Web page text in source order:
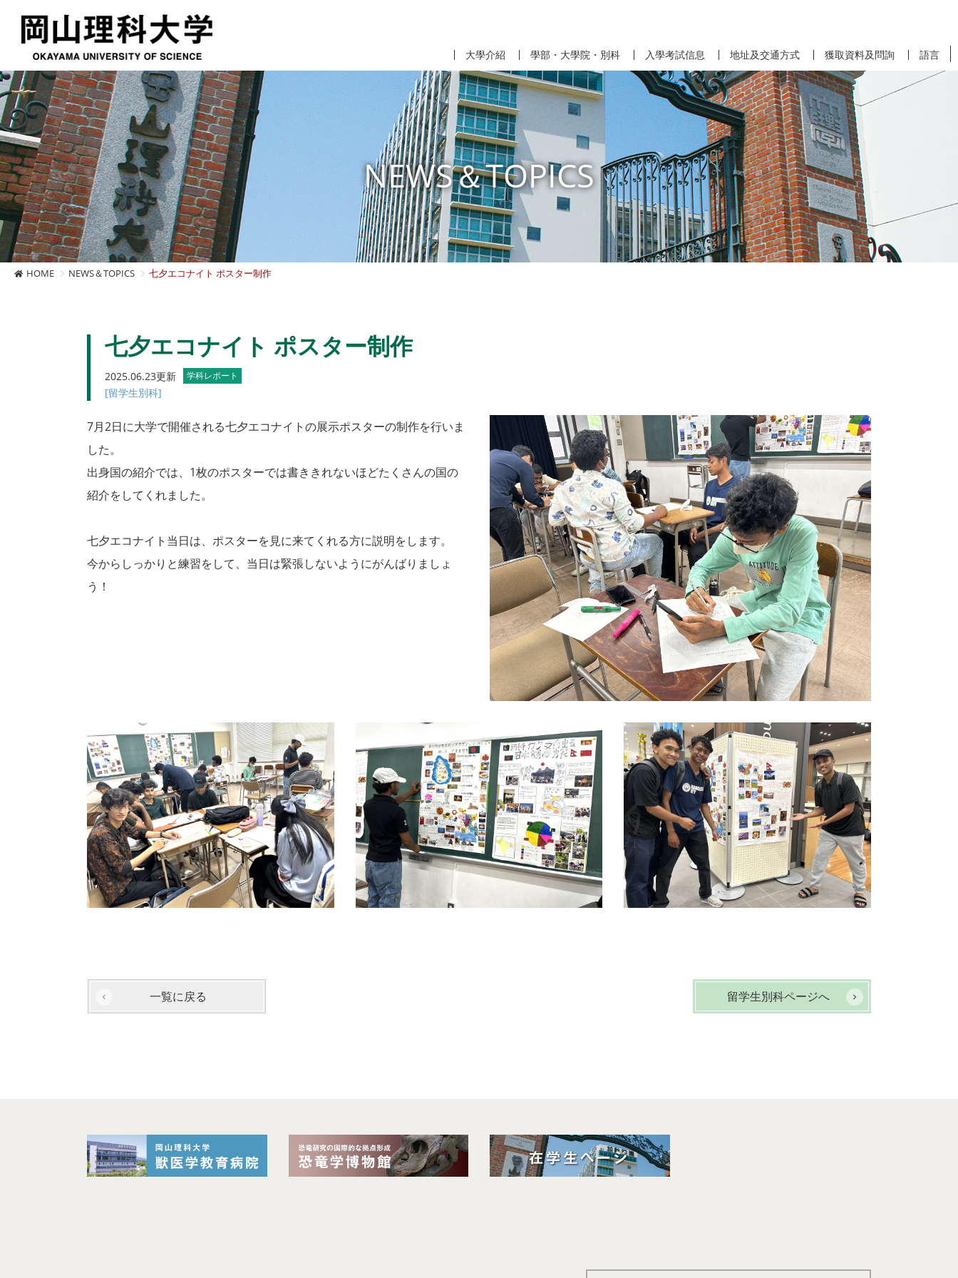
大學介紹 學部・大學院・別科 入學考試信息 地址及交通方式 獲取資料及問詢 語言
NEWS＆TOPICS
HOME NEWS＆TOPICS 七夕エコナイト ポスター制作
七夕エコナイト ポスター制作
2025.06.23更新 学科レポート
[留学生別科]
7月2日に大学で開催される七夕エコナイトの展示ポスターの制作を行いま
した。
出身国の紹介では、1枚のポスターでは書ききれないほどたくさんの国の
紹介をしてくれました。
七夕エコナイト当日は、ポスターを見に来てくれる方に説明をします。
今からしっかりと練習をして、当日は緊張しないようにがんばりましょ
う！
留学生別科ページへ
一覧に戻る